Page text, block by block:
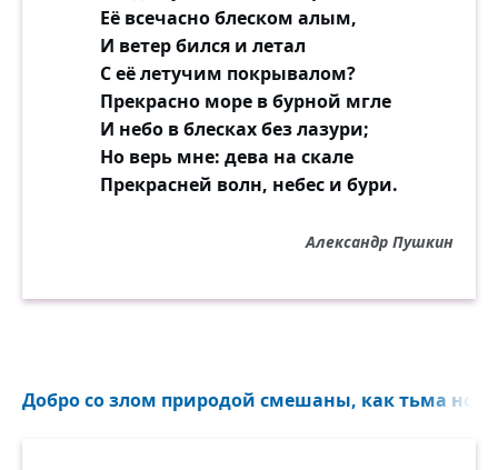
Её всечасно блеском алым,
И ветер бился и летал
С её летучим покрывалом?
Прекрасно море в бурной мгле
И небо в блесках без лазури;
Но верь мне: дева на скале
Прекрасней волн, небес и бури.
Александр Пушкин
Добро со злом природой смешаны, как тьма